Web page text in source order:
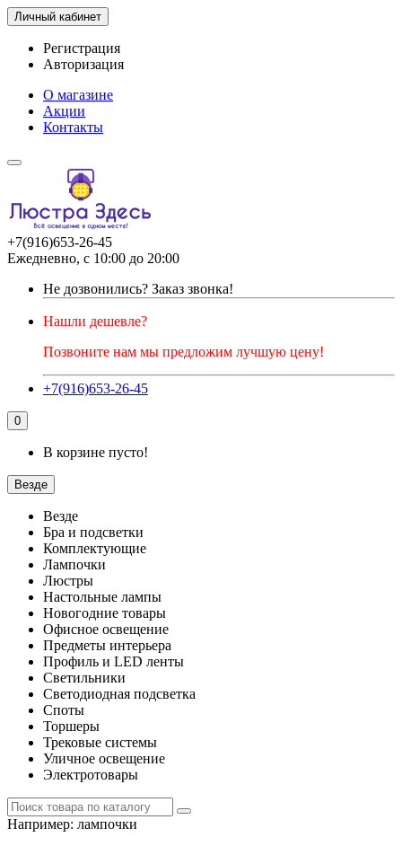
Личный кабинет
Регистрация
Авторизация
О магазине
Акции
Контакты
+7(916)653-26-45
Ежедневно, с 10:00 до 20:00
Не дозвонились? Заказ звонка!
Нашли дешевле?
Позвоните нам мы предложим лучшую цену!
+7(916)653-26-45
0
В корзине пусто!
Везде
Везде
Бра и подсветки
Комплектующие
Лампочки
Люстры
Настольные лампы
Новогодние товары
Офисное освещение
Предметы интерьера
Профиль и LED ленты
Светильники
Светодиодная подсветка
Споты
Торшеры
Трековые системы
Уличное освещение
Электротовары
Например: лампочки